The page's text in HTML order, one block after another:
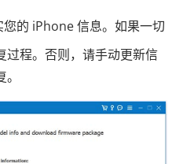
的 iPhone 信息。如果一切
过程。否则，请手动更新信